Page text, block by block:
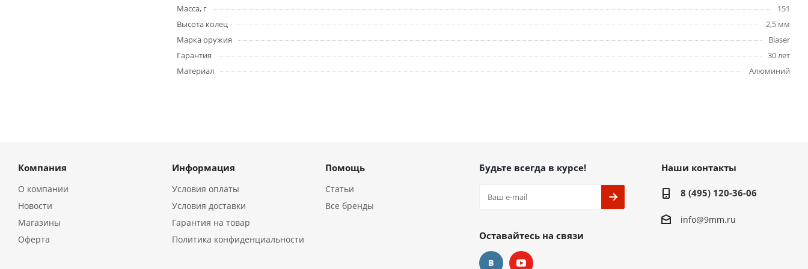
Масса, г
151
Высота колец
2,5 мм
Марка оружия
Blaser
Гарантия
30 лет
Материал
Алюминий
Компания
О компании
Новости
Магазины
Оферта
Информация
Условия оплаты
Условия доставки
Гарантия на товар
Политика конфиденциальности
Помощь
Статьи
Все бренды
Будьте всегда в курсе!
Оставайтесь на связи
Наши контакты
8 (495) 120-36-06
info@9mm.ru